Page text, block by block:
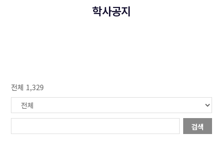
학사공지
전체 1,329
검색